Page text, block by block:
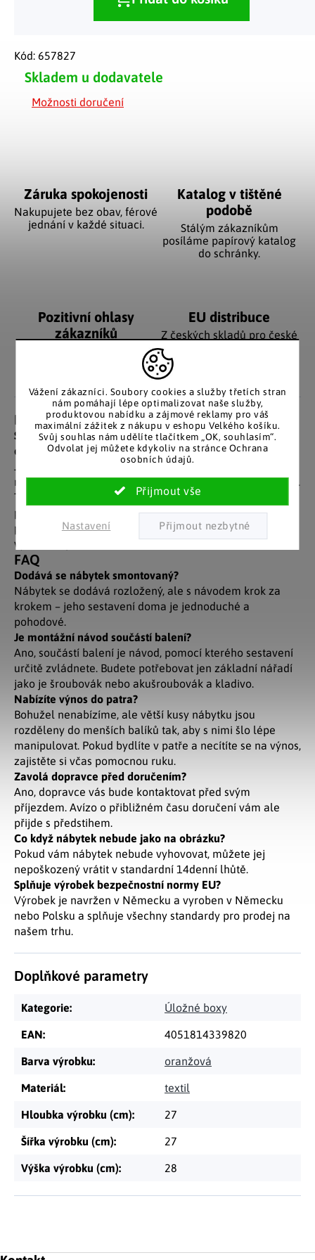
Vážení zákazníci. Soubory cookies a služby třetích stran
nám pomáhají lépe optimalizovat naše služby,
produktovou nabídku a zájmové reklamy pro váš
maximální zážitek z nákupu v eshopu Velkého košíku.
Svůj souhlas nám udělíte tlačítkem „OK, souhlasím“.
Odvolat jej můžete kdykoliv na stránce Ochrana
osobních údajů.
Nastavení
Skladem u dodavatele
Možnosti doručení
Kód: 657827
Záruka spokojenosti
Nakupujete bez obav, férové
jednání v každé situaci.
Katalog v tištěné
podobě
Stálým zákazníkům
posíláme papírový katalog
do schránky.
Pozitivní ohlasy
zákazníků
Za desítky let na trhu jsme
spokojených zákazníků.
EU distribuce
Z českých skladů pro české
zákazníky. Značkové zboží
Detailní popis produktu
Skládací boxy od společnosti VCM jsou ideálním
doplňkem k rozšíření využití vašeho nábytku.
Jsou vyrobeny z kvalitní tkaniny a umožňují vytvářet
neviditelný úložný prostor v regálech, policích či skříních.
Tyto krabice mají pevnou konstrukci a přitom je podle
potřeby můžete rychle a snadno složit. Navíc mají na
přední straně kruhové oko, díky kterému je snadno
vyndáte z polic.
FAQ
Dodává se nábytek smontovaný?
Nábytek se dodává rozložený, ale s návodem krok za
krokem – jeho sestavení doma je jednoduché a
pohodové.
Je montážní návod součástí balení?
Ano, součástí balení je návod, pomocí kterého sestavení
určitě zvládnete. Budete potřebovat jen základní nářadí
jako je šroubovák nebo akušroubovák a kladivo.
Nabízíte výnos do patra?
Bohužel nenabízíme, ale větší kusy nábytku jsou
rozděleny do menších balíků tak, aby s nimi šlo lépe
manipulovat. Pokud bydlíte v patře a necítíte se na výnos,
zajistěte si včas pomocnou ruku.
Zavolá dopravce před doručením?
Ano, dopravce vás bude kontaktovat před svým
příjezdem. Avízo o přibližném času doručení vám ale
přijde s předstihem.
Co když nábytek nebude jako na obrázku?
Pokud vám nábytek nebude vyhovovat, můžete jej
nepoškozený vrátit v standardní 14denní lhůtě.
Splňuje výrobek bezpečnostní normy EU?
Výrobek je navržen v Německu a vyroben v Německu
nebo Polsku a splňuje všechny standardy pro prodej na
našem trhu.
Doplňkové parametry
Kategorie: Úložné boxy
EAN: 4051814339820
Barva výrobku: oranžová
Materiál: textil
Hloubka výrobku (cm): 27
Šířka výrobku (cm): 27
Výška výrobku (cm): 28